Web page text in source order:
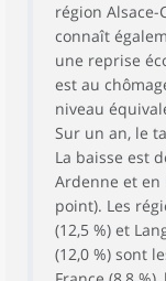
région Alsace-
connaît
une reprise
est au
niveau
Sur un an, le
La baisse est
Ardenne et en
point). Les
(12,5 %) et
(12,0 %) sont